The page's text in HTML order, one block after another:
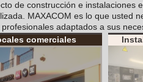
de construcción e instalaciones
MAXACOM es lo que usted
profesionales adaptados a sus
comerciales